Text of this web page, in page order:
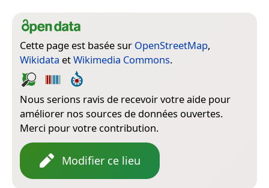
Cette page est basée sur OpenStreetMap,
Wikidata etWikimedia Commons.
Nous serions ravis de recevoir votre aide pour
améliorer nos sources de données ouvertes.
Merci pour votre contribution.
Modifier ce lieu